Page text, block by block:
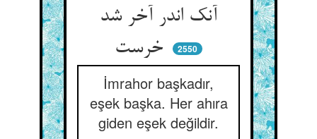
آنک اندر آخر شد
2550
İmrahor başkadır,
eşek başka. Her ahıra
giden eşek değildir.